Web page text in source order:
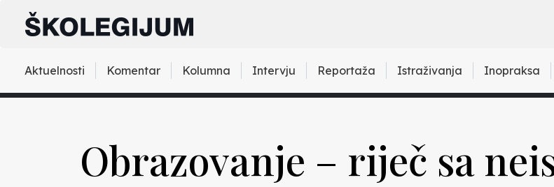
Aktuelnosti Komentar Kolumna Intervju Reportaža Istraživanja Inopraksa
Obrazovanje – riječ sa